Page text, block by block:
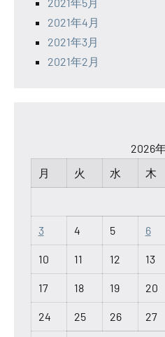
2021年4月
2021年3月
2021年2月
2026
月
火 水 木
3 4 5 6
10 11 12 13
17 18 19 20
24 25 26 27